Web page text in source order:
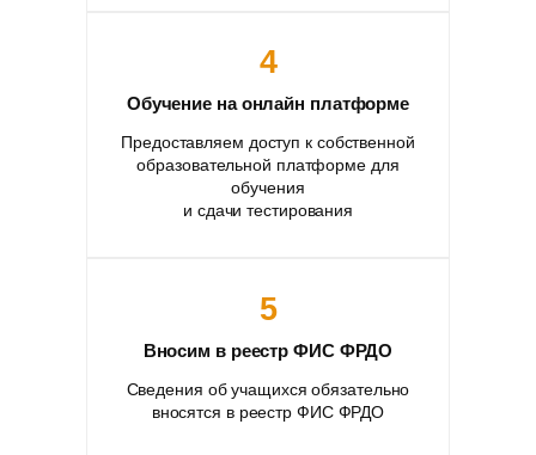
4
Обучение на онлайн платформе
Предоставляем доступ к собственной
образовательной платформе для
обучения
и сдачи тестирования
5
Вносим в реестр ФИС ФРДО
Сведения об учащихся обязательно
вносятся в реестр ФИС ФРДО